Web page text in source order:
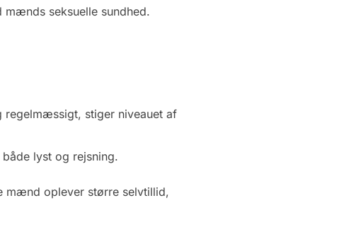
seksuelle sundhed.
stiger niveauet af
lyst og rejsning.
mænd oplever større selvtillid,